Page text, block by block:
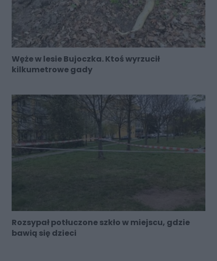
Węże w lesie Bujoczka. Ktoś wyrzucił
kilkumetrowe gady
Rozsypał potłuczone szkło w miejscu, gdzie
bawią się dzieci